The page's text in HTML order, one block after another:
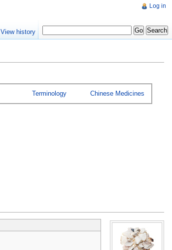
Terminology Chinese Medicines
Log in
View history